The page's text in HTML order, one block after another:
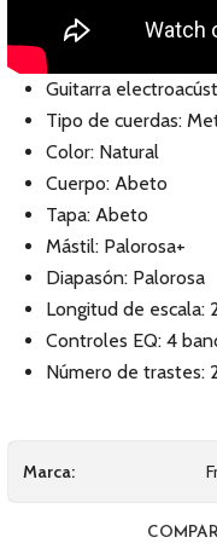
Guitarra
Tipo de cuerdas:
Color: Natural
Cuerpo: Abeto
Tapa: Abeto
Mástil: Palorosa+
Diapasón: Palorosa
Longitud de escala:
Controles EQ: 4
Número de trastes:
Marca: